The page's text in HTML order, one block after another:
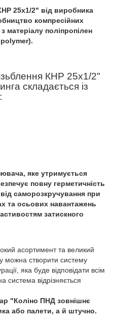
25x1/2" від виробника
компресійних
матеріалу поліпропілен
КНР 25x1/2"
складається із
яке утримується
повну герметичність
саморозкручування при
та осьових навантажень
затискного
асортимент та великий
можна створити систему
яка буде відповідати всім
система відрізняється
"Коліно ПНД зовнішнє
або палети, а й штучно.